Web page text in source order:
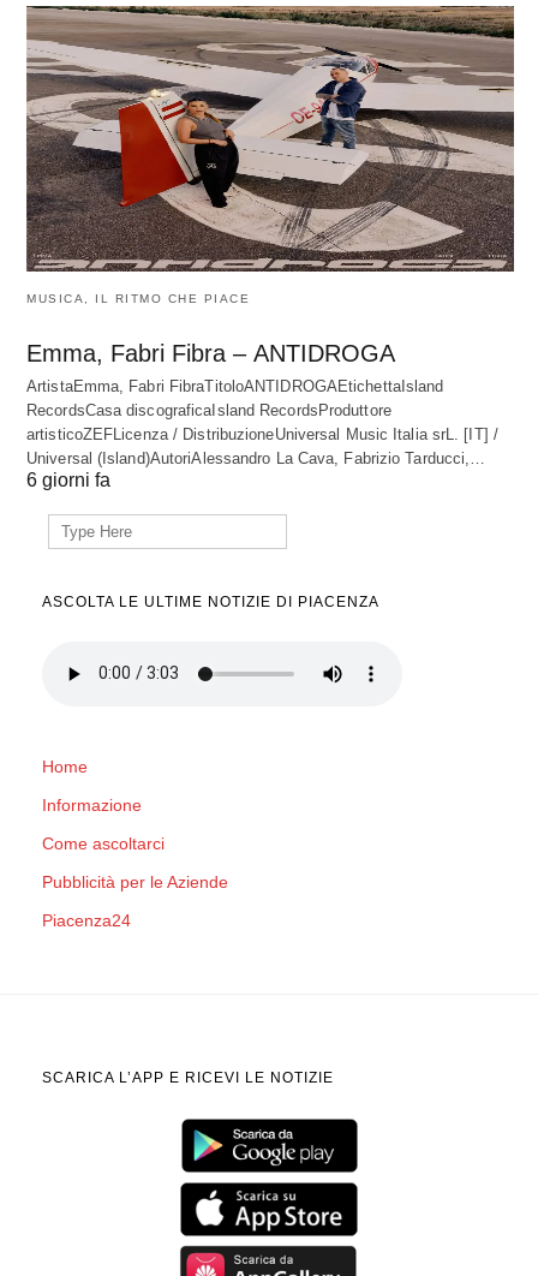
MUSICA, IL RITMO CHE PIACE
Emma, Fabri Fibra – ANTIDROGA
ArtistaEmma, Fabri FibraTitoloANTIDROGAEtichettaIsland
RecordsCasa discograficaIsland RecordsProduttore
artisticoZEFLicenza / DistribuzioneUniversal Music Italia srL. [IT] /
Universal (Island)AutoriAlessandro La Cava, Fabrizio Tarducci,…
6 giorni fa
Search
for:
ASCOLTA LE ULTIME NOTIZIE DI PIACENZA
Home
Informazione
Come ascoltarci
Pubblicità per le Aziende
Piacenza24
SCARICA L’APP E RICEVI LE NOTIZIE